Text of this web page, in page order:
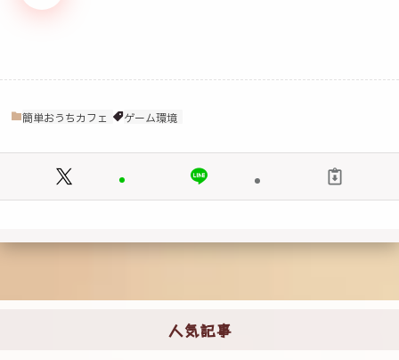
簡単おうちカフェ ゲーム環境
人気記事